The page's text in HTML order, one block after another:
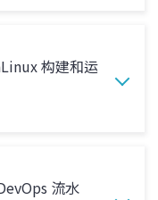
构建和运
流水